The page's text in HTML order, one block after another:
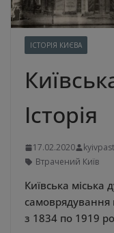
ІСТОРІЯ КИЄВА
Історія
17.02.2020
Втрачений Київ
Київська міська
самоврядування
з 1834 по 1919